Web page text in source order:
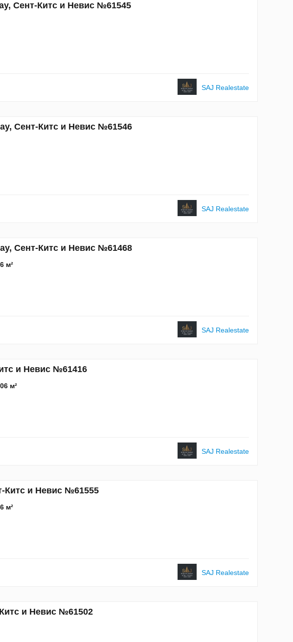
Сент-Китс и Невис №61545
SAJ Realestate
Сент-Китс и Невис №61546
SAJ Realestate
Сент-Китс и Невис №61468
м²
SAJ Realestate
и Невис №61416
м²
SAJ Realestate
Китс и Невис №61555
м²
SAJ Realestate
и Невис №61502